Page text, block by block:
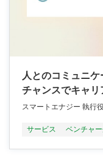
人とのコミュニ
チャンスでキャリ
スマートエナジー 執行
サービス ベンチャ